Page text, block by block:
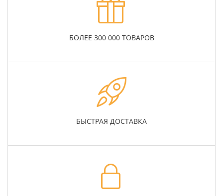
БОЛЕЕ 300 000 ТОВАРОВ
БЫСТРАЯ ДОСТАВКА